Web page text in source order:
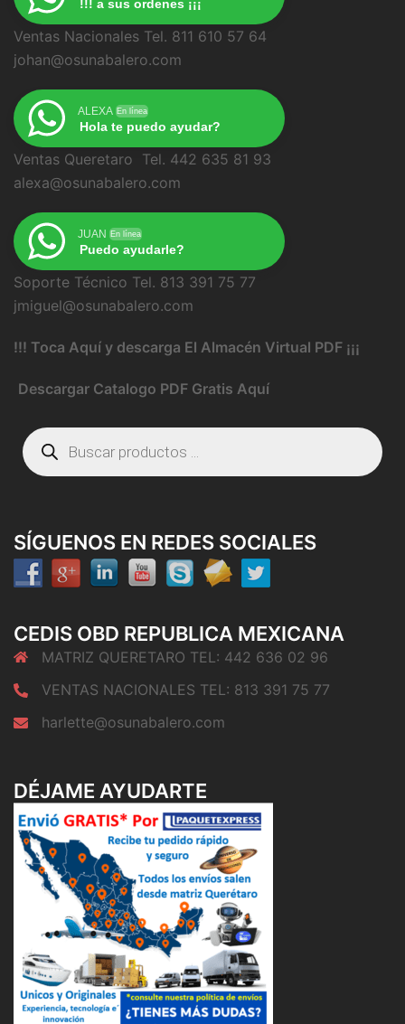
!!! a sus ordenes ¡¡¡
Ventas Nacionales Tel. 811 610 57 64
johan@osunabalero.com
ALEXA En línea
Hola te puedo ayudar?
Ventas Queretaro Tel. 442 635 81 93
alexa@osunabalero.com
JUAN En línea
Puedo ayudarle?
Soporte Técnico Tel. 813 391 75 77
jmiguel@osunabalero.com
!!! Toca Aquí y descarga El Almacén Virtual PDF ¡¡¡
Descargar Catalogo PDF Gratis Aquí
Búsqueda
de
productos
SÍGUENOS EN REDES SOCIALES
CEDIS OBD REPUBLICA MEXICANA
MATRIZ QUERETARO TEL: 442 636 02 96
VENTAS NACIONALES TEL: 813 391 75 77
harlette@osunabalero.com
DÉJAME AYUDARTE